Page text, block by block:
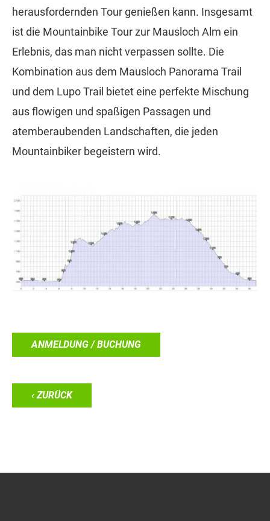
herausfordernden Tour genießen kann. Insgesamt
ist die Mountainbike Tour zur Mausloch Alm ein
Erlebnis, das man nicht verpassen sollte. Die
Kombination aus dem Mausloch Panorama Trail
und dem Lupo Trail bietet eine perfekte Mischung
aus flowigen und spaßigen Passagen und
atemberaubenden Landschaften, die jeden
Mountainbiker begeistern wird.
ANMELDUNG / BUCHUNG
‹ ZURÜCK